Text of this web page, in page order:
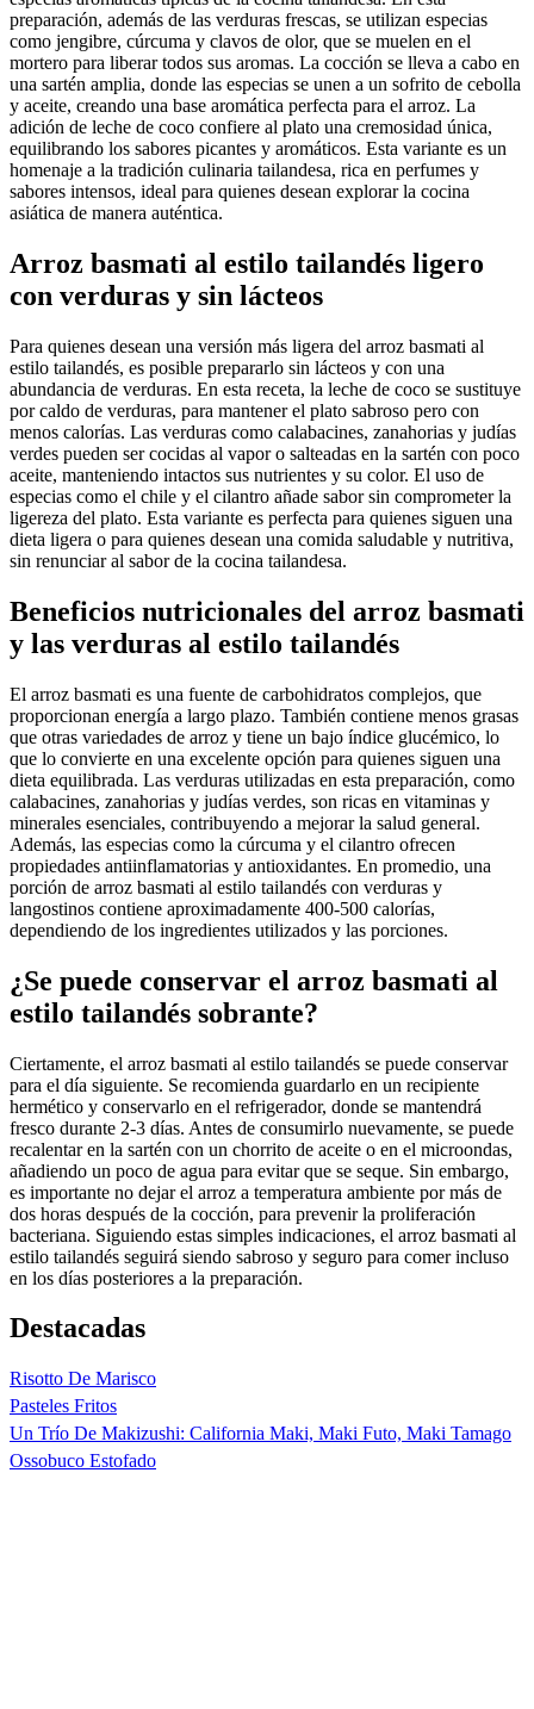
preparación, además de las verduras frescas, se utilizan especias
como jengibre, cúrcuma y clavos de olor, que se muelen en el
mortero para liberar todos sus aromas. La cocción se lleva a cabo en
una sartén amplia, donde las especias se unen a un sofrito de cebolla
y aceite, creando una base aromática perfecta para el arroz. La
adición de leche de coco confiere al plato una cremosidad única,
equilibrando los sabores picantes y aromáticos. Esta variante es un
homenaje a la tradición culinaria tailandesa, rica en perfumes y
sabores intensos, ideal para quienes desean explorar la cocina
asiática de manera auténtica.
Arroz basmati al estilo tailandés ligero
con verduras y sin lácteos
Para quienes desean una versión más ligera del arroz basmati al
estilo tailandés, es posible prepararlo sin lácteos y con una
abundancia de verduras. En esta receta, la leche de coco se sustituye
por caldo de verduras, para mantener el plato sabroso pero con
menos calorías. Las verduras como calabacines, zanahorias y judías
verdes pueden ser cocidas al vapor o salteadas en la sartén con poco
aceite, manteniendo intactos sus nutrientes y su color. El uso de
especias como el chile y el cilantro añade sabor sin comprometer la
ligereza del plato. Esta variante es perfecta para quienes siguen una
dieta ligera o para quienes desean una comida saludable y nutritiva,
sin renunciar al sabor de la cocina tailandesa.
Beneficios nutricionales del arroz basmati
y las verduras al estilo tailandés
El arroz basmati es una fuente de carbohidratos complejos, que
proporcionan energía a largo plazo. También contiene menos grasas
que otras variedades de arroz y tiene un bajo índice glucémico, lo
que lo convierte en una excelente opción para quienes siguen una
dieta equilibrada. Las verduras utilizadas en esta preparación, como
calabacines, zanahorias y judías verdes, son ricas en vitaminas y
minerales esenciales, contribuyendo a mejorar la salud general.
Además, las especias como la cúrcuma y el cilantro ofrecen
propiedades antiinflamatorias y antioxidantes. En promedio, una
porción de arroz basmati al estilo tailandés con verduras y
langostinos contiene aproximadamente 400-500 calorías,
dependiendo de los ingredientes utilizados y las porciones.
¿Se puede conservar el arroz basmati al
estilo tailandés sobrante?
Ciertamente, el arroz basmati al estilo tailandés se puede conservar
para el día siguiente. Se recomienda guardarlo en un recipiente
hermético y conservarlo en el refrigerador, donde se mantendrá
fresco durante 2-3 días. Antes de consumirlo nuevamente, se puede
recalentar en la sartén con un chorrito de aceite o en el microondas,
añadiendo un poco de agua para evitar que se seque. Sin embargo,
es importante no dejar el arroz a temperatura ambiente por más de
dos horas después de la cocción, para prevenir la proliferación
bacteriana. Siguiendo estas simples indicaciones, el arroz basmati al
estilo tailandés seguirá siendo sabroso y seguro para comer incluso
en los días posteriores a la preparación.
Destacadas
Risotto De Marisco
Pasteles Fritos
Un Trío De Makizushi: California Maki, Maki Futo, Maki Tamago
Ossobuco Estofado